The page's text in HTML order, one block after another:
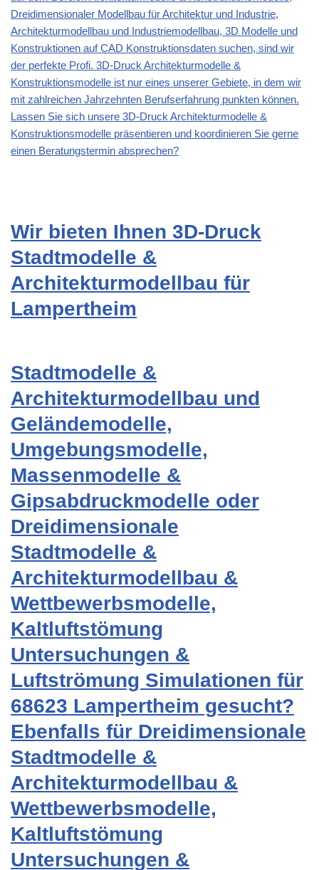
Dreidimensionaler Modellbau für Architektur und Industrie,
Architekturmodellbau und Industriemodellbau, 3D Modelle und
Konstruktionen auf CAD Konstruktionsdaten suchen, sind wir
der perfekte Profi. 3D-Druck Architekturmodelle &
Konstruktionsmodelle ist nur eines unserer Gebiete, in dem wir
mit zahlreichen Jahrzehnten Berufserfahrung punkten können.
Lassen Sie sich unsere 3D-Druck Architekturmodelle &
Konstruktionsmodelle präsentieren und koordinieren Sie gerne
einen Beratungstermin absprechen?
Wir bieten Ihnen 3D-Druck
Stadtmodelle &
Architekturmodellbau für
Lampertheim
Stadtmodelle &
Architekturmodellbau und
Geländemodelle,
Umgebungsmodelle,
Massenmodelle &
Gipsabdruckmodelle oder
Dreidimensionale
Stadtmodelle &
Architekturmodellbau &
Wettbewerbsmodelle,
Kaltluftstömung
Untersuchungen &
Luftströmung Simulationen für
68623 Lampertheim gesucht?
Ebenfalls für Dreidimensionale
Stadtmodelle &
Architekturmodellbau &
Wettbewerbsmodelle,
Kaltluftstömung
Untersuchungen &